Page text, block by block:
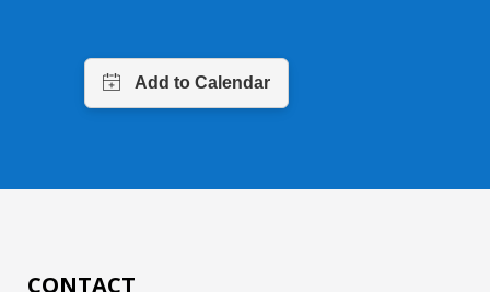
CONTACT